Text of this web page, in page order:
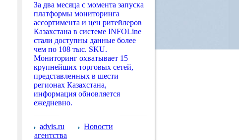
За два месяца с момента запуска
платформы мониторинга
ассортимента и цен ритейлеров
Казахстана в системе INFOLine
стали доступны данные более
чем по 108 тыс. SKU.
Мониторинг охватывает 15
крупнейших торговых сетей,
представленных в шести
регионах Казахстана,
информация обновляется
ежедневно.
advis.ru
Новости
агентства